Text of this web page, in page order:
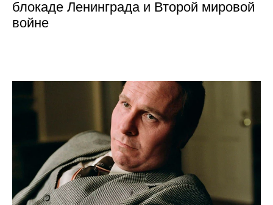
блокаде Ленинграда и Второй мировой
войне